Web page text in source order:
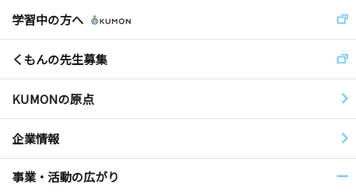
学習中の方へ
くもんの先生募集
KUMONの原点
企業情報
事業・活動の広がり